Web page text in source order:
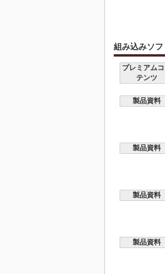
組み込みソ
プレミアム
テンツ
製品資料
製品資料
製品資料
製品資料